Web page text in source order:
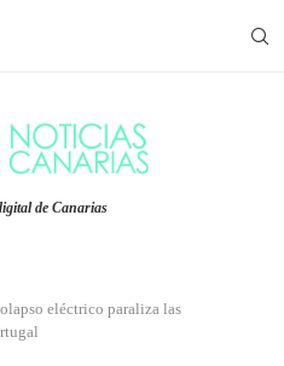
de Canarias
eléctrico paraliza las